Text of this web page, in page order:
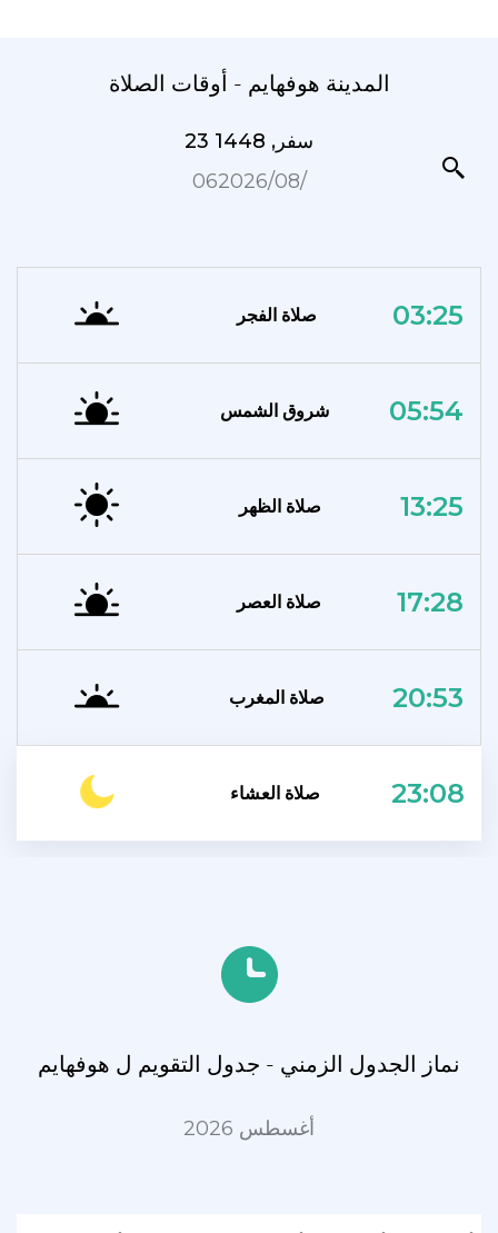
المدينة هوفهايم - أوقات الصلاة
23 سفر, 1448
06‏/08‏/2026
صلاة الفجر 03:25
شروق الشمس 05:54
صلاة الظهر 13:25
صلاة العصر 17:28
صلاة المغرب 20:53
صلاة العشاء 23:08
نماز الجدول الزمني - جدول التقويم ل هوفهايم
أغسطس 2026